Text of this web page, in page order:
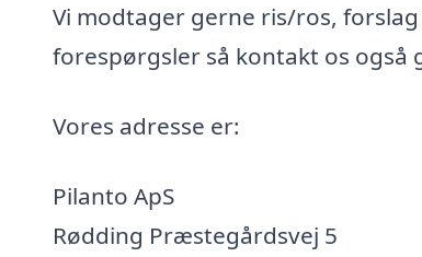
Vi modtager gerne ris/ros,
forespørgsler så kontakt os også
Vores adresse er:
Pilanto ApS
Rødding Præstegårdsvej 5